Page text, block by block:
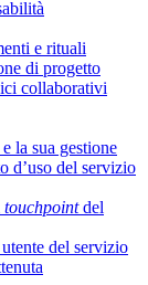
e rituali
di progetto
collaborativi
la sua gestione
d’uso del servizio
touchpointdel
del servizio